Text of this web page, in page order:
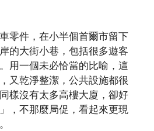
零件，在小半個首爾市留下
的大街小巷，包括很多遊客
用一個未必恰當的比喻，這
又乾淨整潔，公共設施都很
樣沒有太多高樓大廈，卻好
，不那麼局促，看起來更現